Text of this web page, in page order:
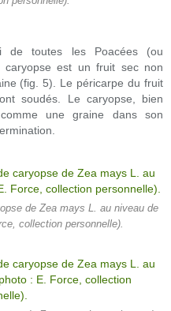
de toutes les Poacées (ou
caryopse est un fruit sec non
(fig. 5). Le péricarpe du fruit
soudés. Le caryopse, bien
une graine dans son
de Zea mays L. au niveau de
collection personnelle).